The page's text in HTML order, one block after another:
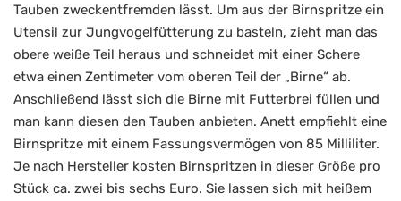
Tauben zweckentfremden lässt. Um aus der Birnspritze ein
Utensil zur Jungvogelfütterung zu basteln, zieht man das
obere weiße Teil heraus und schneidet mit einer Schere
etwa einen Zentimeter vom oberen Teil der „Birne“ ab.
Anschließend lässt sich die Birne mit Futterbrei füllen und
man kann diesen den Tauben anbieten. Anett empfiehlt eine
Birnspritze mit einem Fassungsvermögen von 85 Milliliter.
Je nach Hersteller kosten Birnspritzen in dieser Größe pro
Stück ca. zwei bis sechs Euro. Sie lassen sich mit heißem